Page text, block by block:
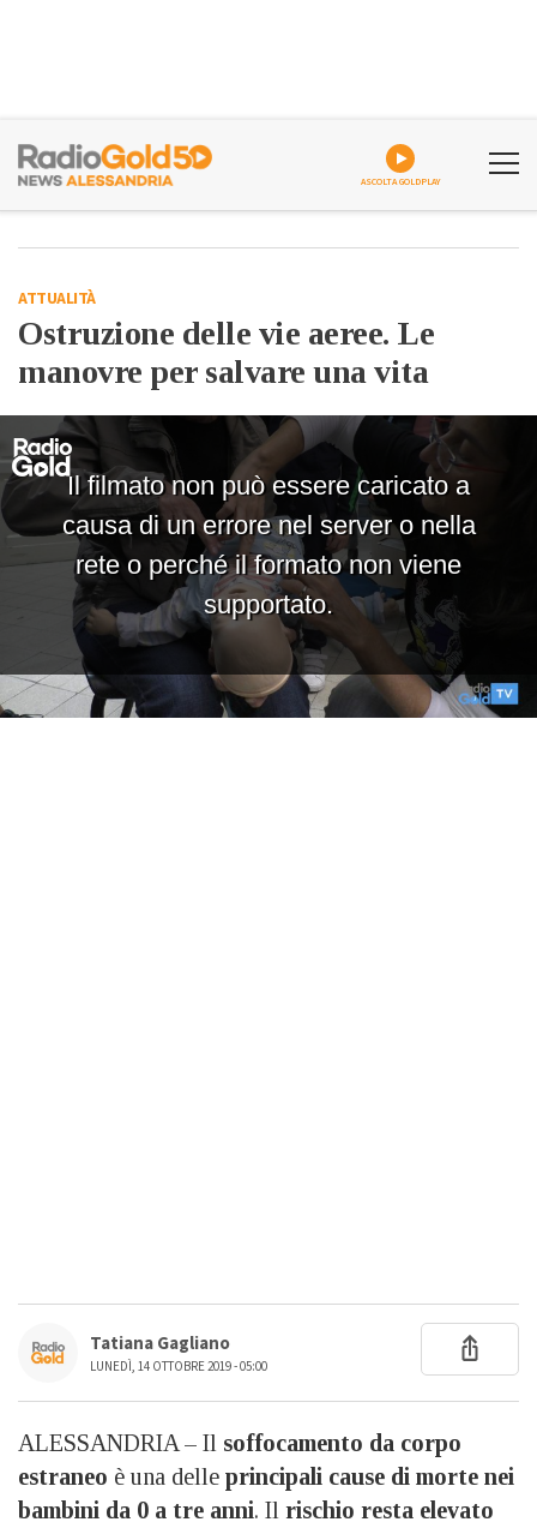
ASCOLTA GOLDPLAY
ATTUALITÀ
Ostruzione delle vie aeree. Le
manovre per salvare una vita
Tatiana Gagliano
LUNEDÌ, 14 OTTOBRE 2019 - 05:00
ALESSANDRIA – Il soffocamento da corpo
estraneo è una delle principali cause di morte nei
bambini da 0 a tre anni. Il rischio resta elevato